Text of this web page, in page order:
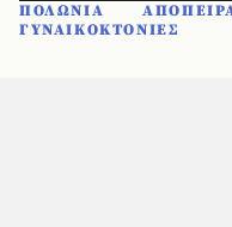
ΠΟΛΩΝΙΑ
ΓΥΝΑΙΚΟΚΤΟΝΙΕΣ